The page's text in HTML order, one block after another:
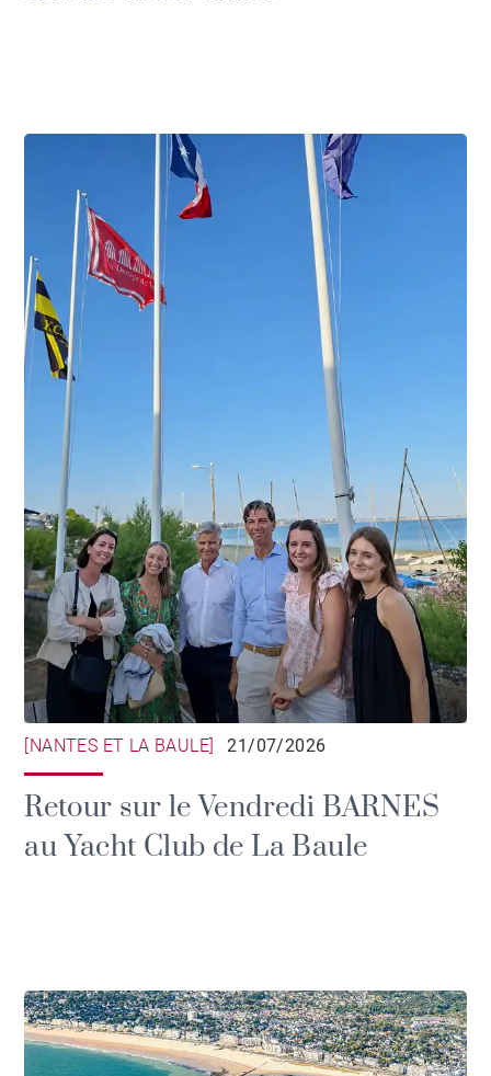
[NANTES ET LA BAULE] 21/07/2026
Retour sur le Vendredi BARNES
au Yacht Club de La Baule